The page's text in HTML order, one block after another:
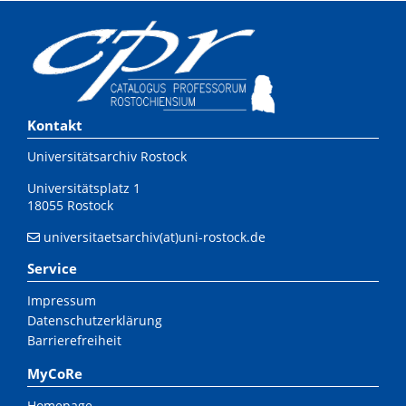
Kontakt
Universitätsarchiv Rostock
Universitätsplatz 1
18055 Rostock
universitaetsarchiv(at)uni-rostock.de
Service
Impressum
Datenschutzerklärung
Barrierefreiheit
MyCoRe